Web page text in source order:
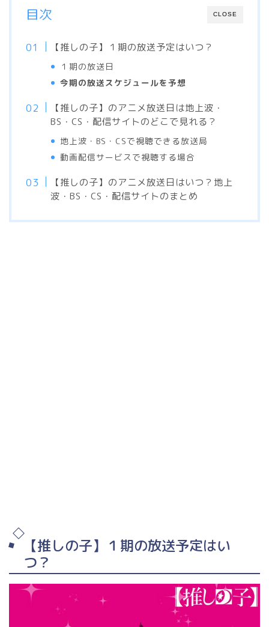
CLOSE
目次
【推しの子】１期の放送予定はいつ？
１期の放送日
今期の放送スケジュールを予想
【推しの子】のアニメ放送日は地上波・
BS・CS・配信サイトのどこで見れる？
地上波・BS・CSで視聴できる放送局
動画配信サービスで視聴する場合
【推しの子】のアニメ放送日はいつ？地上
波・BS・CS・配信サイトのまとめ
【推しの子】１期の放送予定はい
つ？